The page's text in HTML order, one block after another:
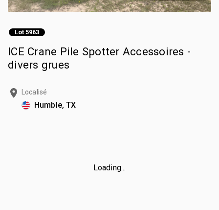
Lot 5963
ICE Crane Pile Spotter Accessoires -
divers grues
Localisé
Humble, TX
Loading...